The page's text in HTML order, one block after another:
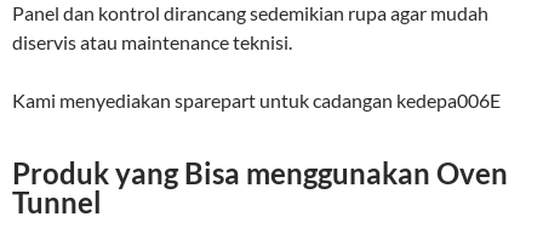
Panel dan kontrol dirancang sedemikian rupa agar mudah
diservis atau maintenance teknisi.
Kami menyediakan sparepart untuk cadangan kedepa006E
Produk yang Bisa menggunakan Oven
Tunnel